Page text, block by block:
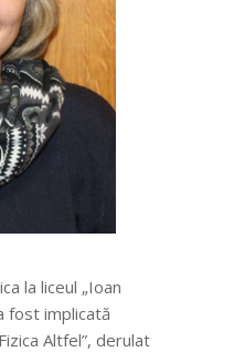
la liceul „Ioan
fost implicată
Altfel”, derulat